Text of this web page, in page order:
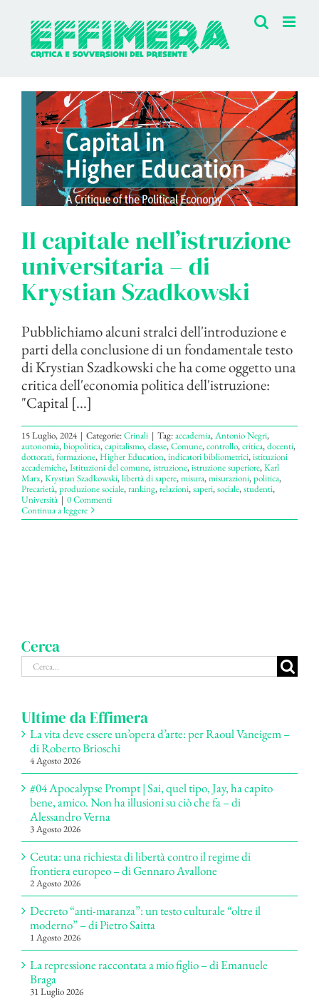
contenuto
Il capitale nell’istruzione
universitaria – di
Krystian Szadkowski
Pubblichiamo alcuni stralci dell'introduzione e
parti della conclusione di un fondamentale testo
di Krystian Szadkowski che ha come oggetto una
critica dell'economia politica dell'istruzione:
"Capital [...]
15 Luglio, 2024 | Categorie:Crinali | Tag:accademia,Antonio Negri,
autonomia,biopolitica,capitalismo,classe,Comune,controllo,critica,docenti,
dottorati,formazione,Higher Education,indicatori bibliometrici,istituzioni
accademiche,Istituzioni del comune,istruzione,istruzione superiore,Karl
Marx,Krystian Szadkowski,libertà di sapere,misura,misurazioni,politica,
Precarietà,produzione sociale,ranking,relazioni,saperi,sociale,studenti,
Università | 0 Commenti
Continua a leggere
Cerca
Cerca
per:
Ultime da Effimera
La vita deve essere un’opera d’arte: per Raoul Vaneigem –
di Roberto Brioschi
4 Agosto 2026
#04 Apocalypse Prompt | Sai, quel tipo, Jay, ha capito
bene, amico. Non ha illusioni su ciò che fa – di
Alessandro Verna
3 Agosto 2026
Ceuta: una richiesta di libertà contro il regime di
frontiera europeo – di Gennaro Avallone
2 Agosto 2026
Decreto “anti-maranza”: un testo culturale “oltre il
moderno” – di Pietro Saitta
1 Agosto 2026
La repressione raccontata a mio figlio – di Emanuele
Braga
31 Luglio 2026